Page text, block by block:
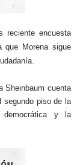
reciente encuesta
que Morena sigue
Sheinbaum cuenta
segundo piso de la
democrática y la